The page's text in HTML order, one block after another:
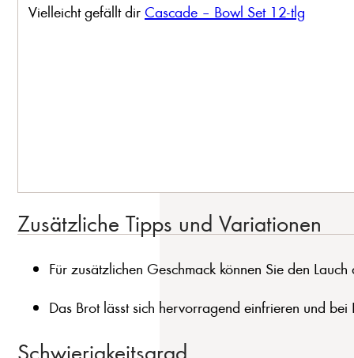
Vielleicht gefällt dir Cascade – Bowl Set 12-tlg
Zusätzliche Tipps und Variationen
Für zusätzlichen Geschmack können Sie den
Das Brot lässt sich hervorragend einfrieren und
Schwierigkeitsgrad